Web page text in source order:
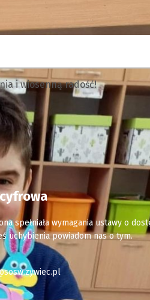
i wiosenną radość!
spełniała wymagania ustawy o
uchybienia powiadom nas o tym.